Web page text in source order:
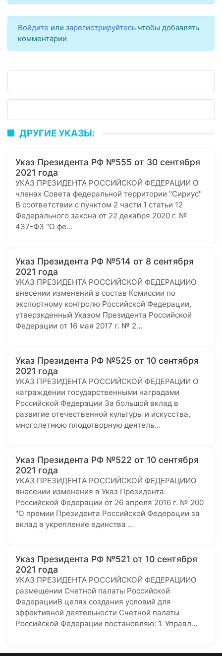
Войдите или зарегистрируйтесь чтобы добавлять
комментарии
ДРУГИЕ УКАЗЫ:
Указ Президента РФ №555 от 30 сентября
2021 года
УКАЗ ПРЕЗИДЕНТА РОССИЙСКОЙ ФЕДЕРАЦИИ О
членах Совета федеральной территории "Сириус"
В соответствии с пунктом 2 части 1 статьи 12
Федерального закона от 22 декабря 2020 г. №
437-ФЗ "О фе…
Указ Президента РФ №514 от 8 сентября
2021 года
УКАЗ ПРЕЗИДЕНТА РОССИЙСКОЙ ФЕДЕРАЦИИО
внесении изменений в состав Комиссии по
экспортному контролю Российской Федерации,
утверзкденный Указом Президента Российской
Федерации от 16 мая 2017 г. № 2…
Указ Президента РФ №525 от 10 сентября
2021 года
УКАЗ ПРЕЗИДЕНТА РОССИЙСКОЙ ФЕДЕРАЦИИ О
награждении государственными наградами
Российской Федерации За большой вклад в
развитие отечественной культуры и искусства,
многолетнюю плодотворную деятель…
Указ Президента РФ №522 от 10 сентября
2021 года
УКАЗ ПРЕЗИДЕНТА РОССИЙСКОЙ ФЕДЕРАЦИИО
внесении изменения в Указ Президента
Российской Федерации от 26 апреля 2016 г. № 200
"О премии Президента Российской Федерации за
вклад в укрепление единства …
Указ Президента РФ №521 от 10 сентября
2021 года
УКАЗ ПРЕЗИДЕНТА РОССИЙСКОЙ ФЕДЕРАЦИИО
размещении Счетной палаты Российской
ФедерацииВ целях создания условий для
эффективной деятельности Счетной палаты
Российской Федерации постановляю: 1. Управл…